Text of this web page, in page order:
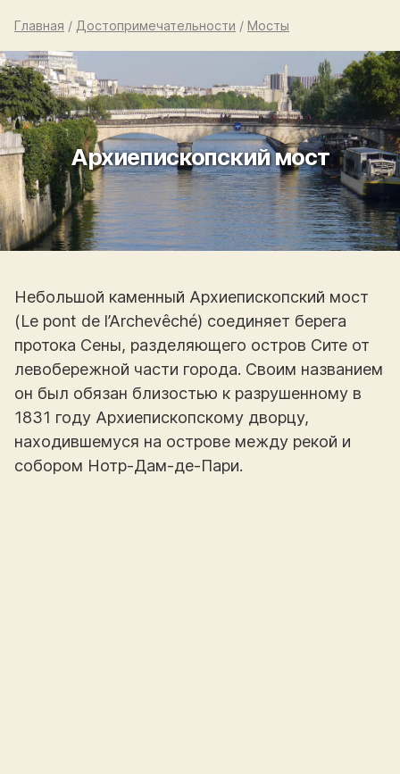
Главная / Достопримечательности / Мосты
Архиепископский мост
Небольшой каменный Архиепископский мост
(Le pont de l’Archevêché) соединяет берега
протока Сены, разделяющего остров Сите от
левобережной части города. Своим названием
он был обязан близостью к разрушенному в
1831 году Архиепископскому дворцу,
находившемуся на острове между рекой и
собором Нотр-Дам-де-Пари.